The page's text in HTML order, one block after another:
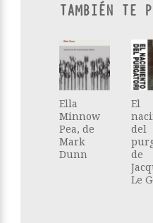
TAMBIÉN TE
Ella
Minnow
Pea, de
Mark
Dunn
El
del
de
Le